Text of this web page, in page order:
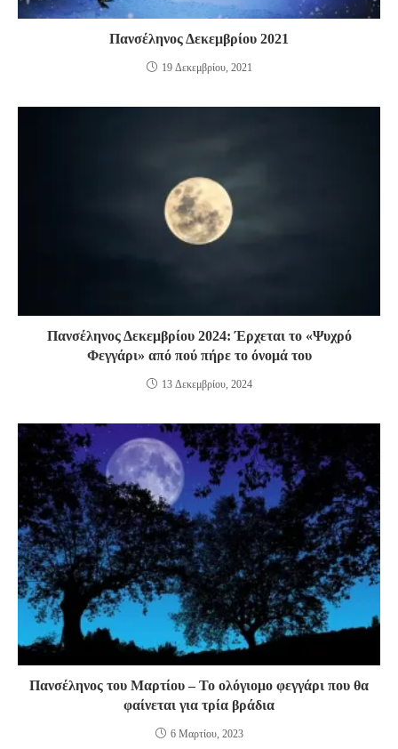
Πανσέληνος Δεκεμβρίου 2021
19 Δεκεμβρίου, 2021
Πανσέληνος Δεκεμβρίου 2024: Έρχεται το «Ψυχρό
Φεγγάρι» από πού πήρε το όνομά του
13 Δεκεμβρίου, 2024
Πανσέληνος του Μαρτίου – Το ολόγιομο φεγγάρι που θα
φαίνεται για τρία βράδια
6 Μαρτίου, 2023